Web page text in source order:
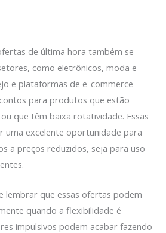
de última hora também se
como eletrônicos, moda e
e plataformas de e-commerce
para produtos que estão
que têm baixa rotatividade. Essas
uma excelente oportunidade para
a preços reduzidos, seja para uso
lembrar que essas ofertas podem
quando a flexibilidade é
impulsivos podem acabar fazendo